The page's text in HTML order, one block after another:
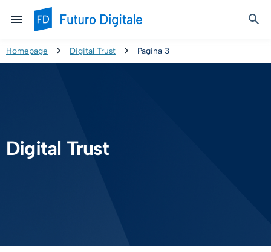
Homepage Digital Trust Pagina 3
Digital Trust